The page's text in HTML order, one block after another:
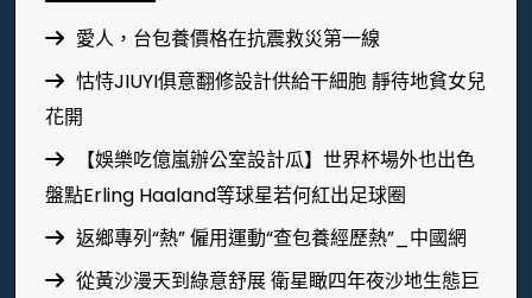
愛人，台包養價格在抗震救災第一線
怙恃JIUYI俱意翻修設計供給干細胞 靜待地貧女兒
花開
【娛樂吃億嵐辦公室設計瓜】世界杯場外也出色
盤點Erling Haaland等球星若何紅出足球圈
返鄉專列“熱” 僱用運動“查包養經歷熱”_中國網
從黃沙漫天到綠意舒展 衛星瞰四年夜沙地生態巨